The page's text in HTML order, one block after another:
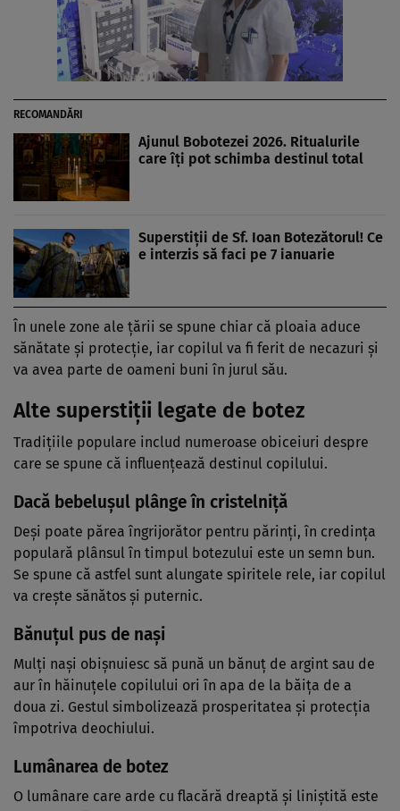
RECOMANDĂRI
Ajunul Bobotezei 2026. Ritualurile
care îți pot schimba destinul total
Superstiții de Sf. Ioan Botezătorul! Ce
e interzis să faci pe 7 ianuarie
În unele zone ale țării se spune chiar că ploaia aduce
sănătate și protecție, iar copilul va fi ferit de necazuri și
va avea parte de oameni buni în jurul său.
Alte superstiții legate de botez
Tradițiile populare includ numeroase obiceiuri despre
care se spune că influențează destinul copilului.
Dacă bebelușul plânge în cristelniță
Deși poate părea îngrijorător pentru părinți, în credința
populară plânsul în timpul botezului este un semn bun.
Se spune că astfel sunt alungate spiritele rele, iar copilul
va crește sănătos și puternic.
Bănuțul pus de nași
Mulți nași obișnuiesc să pună un bănuț de argint sau de
aur în hăinuțele copilului ori în apa de la băița de a
doua zi. Gestul simbolizează prosperitatea și protecția
împotriva deochiului.
Lumânarea de botez
O lumânare care arde cu flacără dreaptă și liniștită este